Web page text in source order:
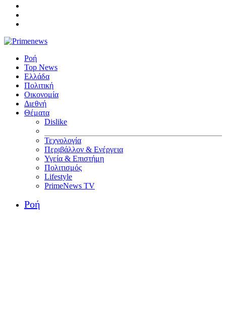
Ροή
Top News
Ελλάδα
Πολιτική
Οικονομία
Διεθνή
Θέματα
Dislike
Τεχνολογία
Περιβάλλον & Ενέργεια
Υγεία & Επιστήμη
Πολιτισμός
Lifestyle
PrimeNews TV
Ροή